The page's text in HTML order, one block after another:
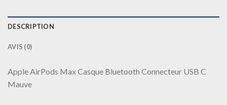
DESCRIPTION
AVIS (0)
Apple AirPods Max Casque Bluetooth Connecteur USB C
Mauve